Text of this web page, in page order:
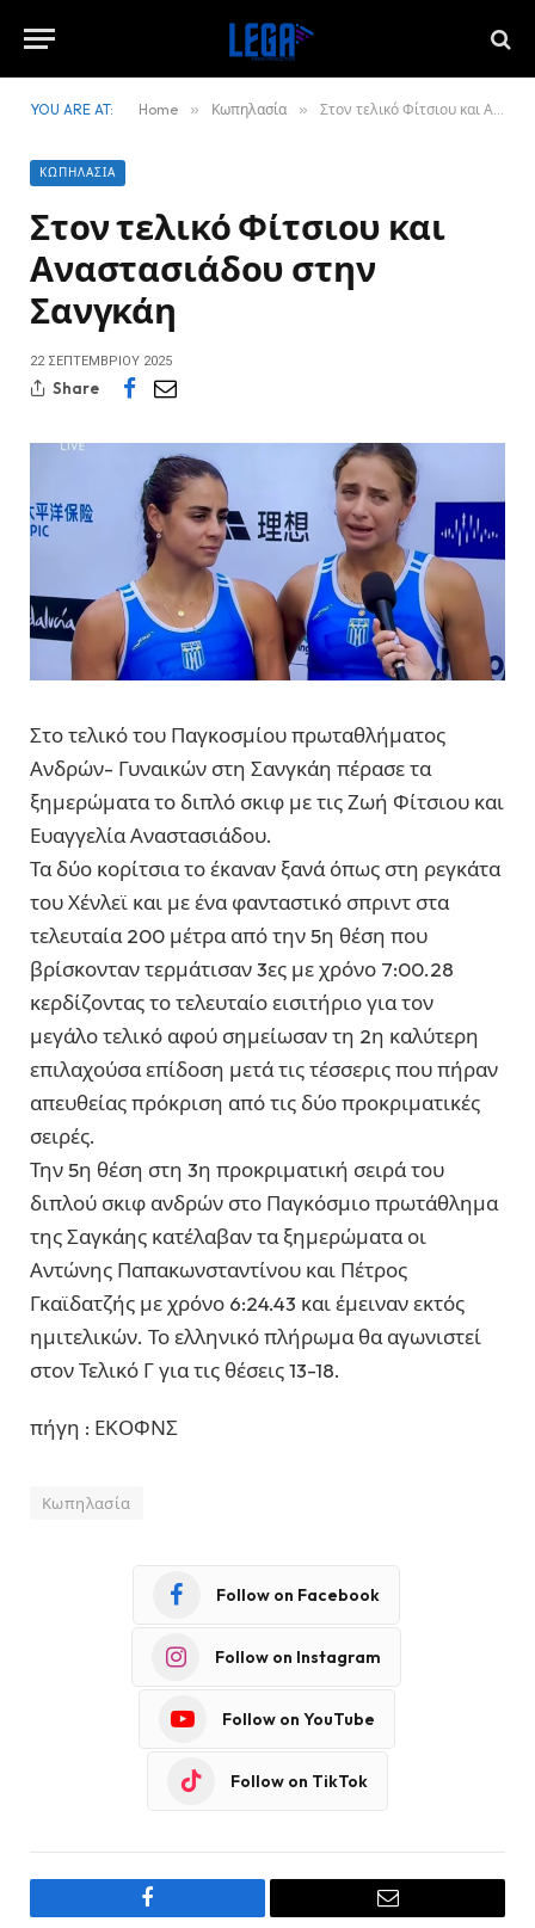
YOU ARE AT: Home » Κωπηλασία » Στον τελικό Φίτσιου και Αναστασιάδου στην Σανγκάη
ΚΩΠΗΛΑΣΊΑ
Στον τελικό Φίτσιου και
Αναστασιάδου στην
Σανγκάη
22 ΣΕΠΤΕΜΒΡΊΟΥ 2025
Share
Στο τελικό του Παγκοσμίου πρωταθλήματος
Ανδρών- Γυναικών στη Σανγκάη πέρασε τα
ξημερώματα το διπλό σκιφ με τις Ζωή Φίτσιου και
Ευαγγελία Αναστασιάδου.
Τα δύο κορίτσια το έκαναν ξανά όπως στη ρεγκάτα
του Χένλεϊ και με ένα φανταστικό σπριντ στα
τελευταία 200 μέτρα από την 5η θέση που
βρίσκονταν τερμάτισαν 3ες με χρόνο 7:00.28
κερδίζοντας το τελευταίο εισιτήριο για τον
μεγάλο τελικό αφού σημείωσαν τη 2η καλύτερη
επιλαχούσα επίδοση μετά τις τέσσερις που πήραν
απευθείας πρόκριση από τις δύο προκριματικές
σειρές.
Την 5η θέση στη 3η προκριματική σειρά του
διπλού σκιφ ανδρών στο Παγκόσμιο πρωτάθλημα
της Σαγκάης κατέλαβαν τα ξημερώματα οι
Αντώνης Παπακωνσταντίνου και Πέτρος
Γκαϊδατζής με χρόνο 6:24.43 και έμειναν εκτός
ημιτελικών. Το ελληνικό πλήρωμα θα αγωνιστεί
στον Τελικό Γ για τις θέσεις 13-18.
πήγη : ΕΚΟΦΝΣ
Κωπηλασία
Follow on Facebook
Follow on Instagram
Follow on YouTube
Follow on TikTok
Facebook Email